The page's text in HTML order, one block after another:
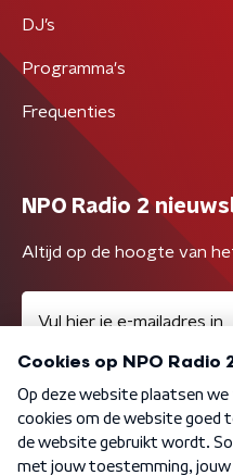
DJ’s
Programma's
Frequenties
NPO Radio 2
Altijd op de hoogte van
Algemene voorwaarden